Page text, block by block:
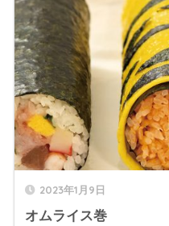
2023年1月9日
オムライス巻